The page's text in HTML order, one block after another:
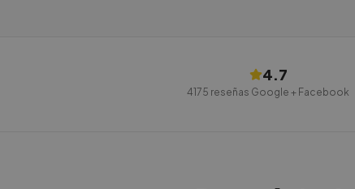
4.7
4175 reseñas Google + Facebook